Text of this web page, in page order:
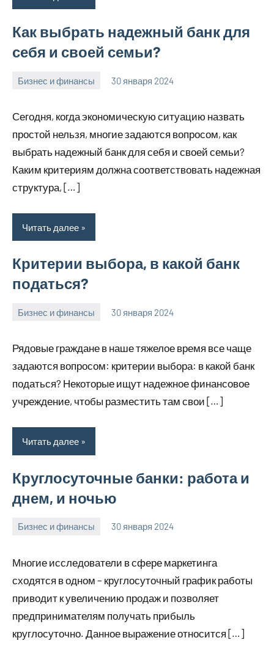
Как выбрать надежный банк для
себя и своей семьи?
Бизнес и финансы 30 января 2024
home_teplo_r
Сегодня, когда экономическую ситуацию назвать
простой нельзя, многие задаются вопросом, как
выбрать надежный банк для себя и своей семьи?
Каким критериям должна соответствовать надежная
структура, […]
Читать далее
Критерии выбора, в какой банк
податься?
Бизнес и финансы 30 января 2024
home_teplo_r
Рядовые граждане в наше тяжелое время все чаще
задаются вопросом: критерии выбора: в какой банк
податься? Некоторые ищут надежное финансовое
учреждение, чтобы разместить там свои […]
Читать далее
Круглосуточные банки: работа и
днем, и ночью
Бизнес и финансы 30 января 2024
home_teplo_r
Многие исследователи в сфере маркетинга
сходятся в одном – круглосуточный график работы
приводит к увеличению продаж и позволяет
предпринимателям получать прибыль
круглосуточно. Данное выражение относится […]